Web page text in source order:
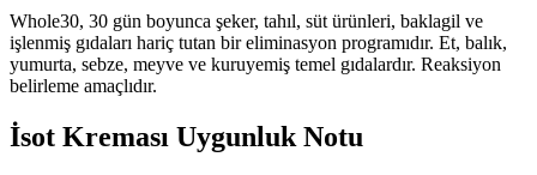
Whole30, 30 gün boyunca şeker, tahıl, süt ürünleri, baklagil ve
işlenmiş gıdaları hariç tutan bir eliminasyon programıdır. Et, balık,
yumurta, sebze, meyve ve kuruyemiş temel gıdalardır. Reaksiyon
belirleme amaçlıdır.
İsot Kreması Uygunluk Notu